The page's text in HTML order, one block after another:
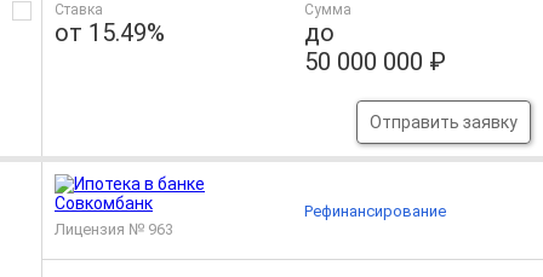
Ставка
от 15.49%
Сумма
до
50 000 000 ₽
Отправить заявку
Лицензия № 963
Рефинансирование